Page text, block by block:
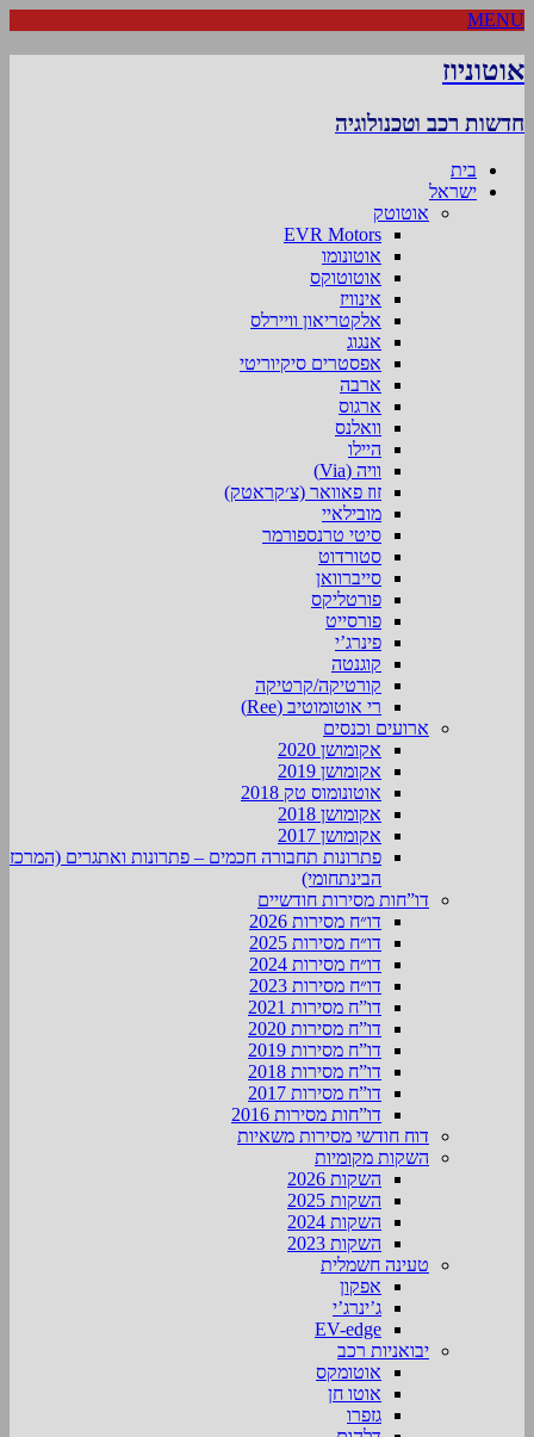
MENU
אוטוניוז
חדשות רכב וטכנולוגיה
בית
ישראל
אוטוטק
EVR Motors
אוטונומו
אוטוטוקס
אינוויז
אלקטריאון וויירלס
אנגוג
אפסטרים סיקיוריטי
ארבה
ארגוס
וואלנס
היילו
וויה (Via)
זוז פאוואר (צ׳קראטק)
מובילאיי
סיטי טרנספורמר
סטורדוט
סייברוואן
פורטליקס
פורסייט
פינרג’י
קוגנטה
קורטיקה/קרטיקה
רי אוטומוטיב (Ree)
ארועים וכנסים
אקומושן 2020
אקומושן 2019
אוטונומוס טק 2018
אקומושן 2018
אקומושן 2017
פתרונות תחבורה חכמים – פתרונות ואתגרים (המרכז
הבינתחומי)
דו”חות מסירות חודשיים
דו״ח מסירות 2026
דו״ח מסירות 2025
דו״ח מסירות 2024
דו״ח מסירות 2023
דו”ח מסירות 2021
דו”ח מסירות 2020
דו”ח מסירות 2019
דו”ח מסירות 2018
דו”ח מסירות 2017
דו”חות מסירות 2016
דוח חודשי מסירות משאיות
השקות מקומיות
השקות 2026
השקות 2025
השקות 2024
השקות 2023
טעינה חשמלית
אפקון
ג’ינרג’י
EV-edge
יבואניות רכב
אוטומקס
אוטו חן
גזפרו